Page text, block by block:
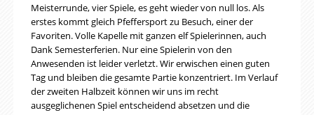
Meisterrunde, vier Spiele, es geht wieder von null los. Als
erstes kommt gleich Pfeffersport zu Besuch, einer der
Favoriten. Volle Kapelle mit ganzen elf Spielerinnen, auch
Dank Semesterferien. Nur eine Spielerin von den
Anwesenden ist leider verletzt. Wir erwischen einen guten
Tag und bleiben die gesamte Partie konzentriert. Im Verlauf
der zweiten Halbzeit können wir uns im recht
ausgeglichenen Spiel entscheidend absetzen und die